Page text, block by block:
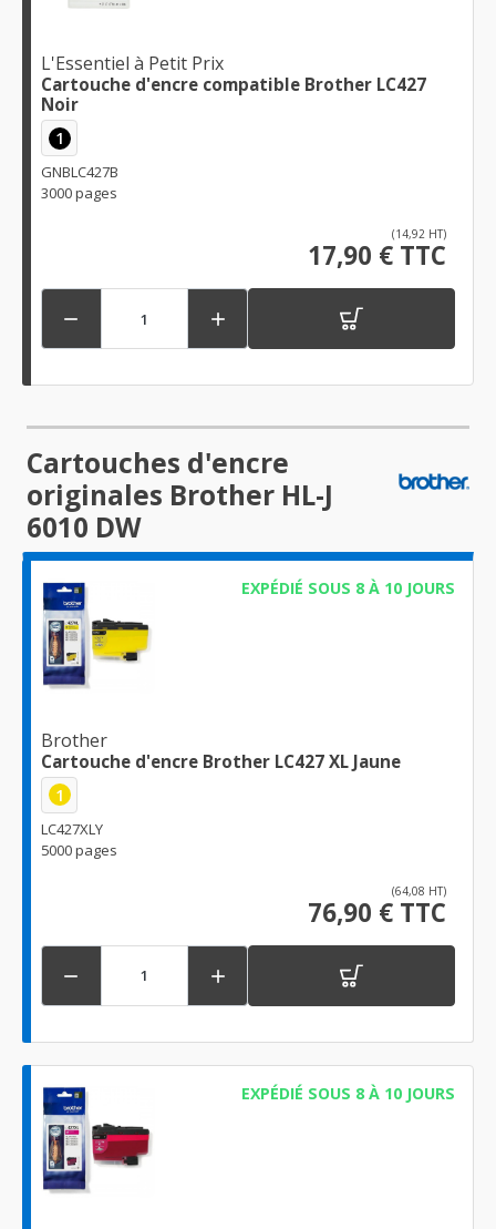
L'Essentiel à Petit Prix
Cartouche d'encre compatible Brother LC427
Noir
1
GNBLC427B
3000 pages
(14,92 HT)
17,90 € TTC
 
Cartouches d'encre
originales Brother HL-J
6010 DW
EXPÉDIÉ SOUS 8 À 10 JOURS
Brother
Cartouche d'encre Brother LC427 XL Jaune
1
LC427XLY
5000 pages
(64,08 HT)
76,90 € TTC
 
EXPÉDIÉ SOUS 8 À 10 JOURS